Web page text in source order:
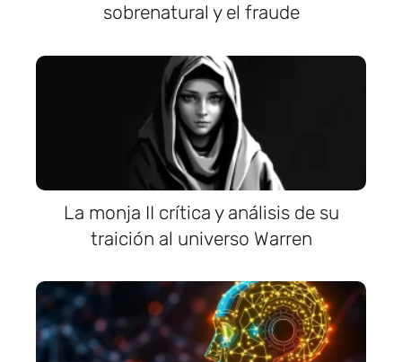
sobrenatural y el fraude
La monja II crítica y análisis de su
traición al universo Warren